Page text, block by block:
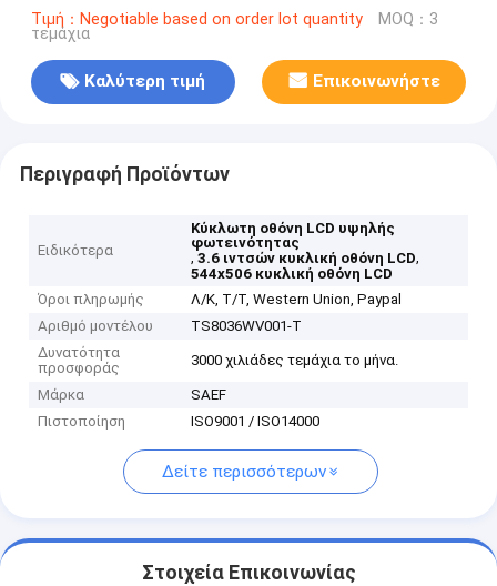
οθόνη
Τιμή：Negotiable based on order lot quantity MOQ：3
τεμάχια
Καλύτερη τιμή Επικοινωνήστε
Περιγραφή Προϊόντων
Ειδικότερα
Κύκλωτη οθόνη LCD υψηλής
φωτεινότητας
,3.6 ιντσών κυκλική οθόνη LCD,
544x506 κυκλική οθόνη LCD
Όροι πληρωμής
Λ/Κ, Τ/Τ, Western Union, Paypal
Αριθμό μοντέλου
TS8036WV001-T
Δυνατότητα
προσφοράς
3000 χιλιάδες τεμάχια το μήνα.
Μάρκα
SAEF
Πιστοποίηση
ISO9001 / ISO14000
Δείτε περισσότερων
Στοιχεία Επικοινωνίας